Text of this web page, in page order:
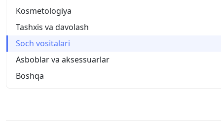
Kosmetologiya
Tashxis va davolash
Soch vositalari
Asboblar va aksessuarlar
Boshqa